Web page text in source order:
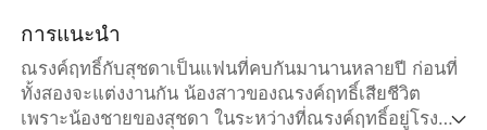
การแนะนำ
ณรงค์ฤทธิ์กับสุชดาเป็นแฟนที่คบกันมานานหลายปี ก่อนที่
ทั้งสองจะแต่งงานกัน น้องสาวของณรงค์ฤทธิ์เสียชีวิต
เพราะน้องชายของสุชดา ในระหว่างที่ณรงค์ฤทธิ์อยู่โรง